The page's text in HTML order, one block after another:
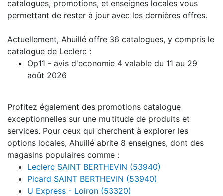
catalogues, promotions, et enseignes locales vous
permettant de rester à jour avec les dernières offres.
Actuellement, Ahuillé offre 36 catalogues, y compris le
catalogue de Leclerc :
Op11 - avis d'economie 4 valable du 11 au 29
août 2026
Profitez également des promotions catalogue
exceptionnelles sur une multitude de produits et
services. Pour ceux qui cherchent à explorer les
options locales, Ahuillé abrite 8 enseignes, dont des
magasins populaires comme :
Leclerc SAINT BERTHEVIN (53940)
Picard SAINT BERTHEVIN (53940)
U Express - Loiron (53320)